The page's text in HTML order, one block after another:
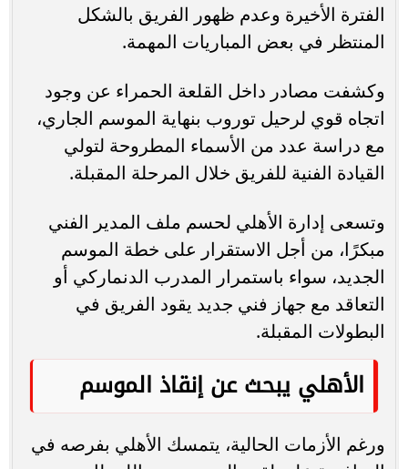
الفترة الأخيرة وعدم ظهور الفريق بالشكل
المنتظر في بعض المباريات المهمة.
وكشفت مصادر داخل القلعة الحمراء عن وجود
اتجاه قوي لرحيل توروب بنهاية الموسم الجاري،
مع دراسة عدد من الأسماء المطروحة لتولي
القيادة الفنية للفريق خلال المرحلة المقبلة.
وتسعى إدارة الأهلي لحسم ملف المدير الفني
مبكرًا، من أجل الاستقرار على خطة الموسم
الجديد، سواء باستمرار المدرب الدنماركي أو
التعاقد مع جهاز فني جديد يقود الفريق في
البطولات المقبلة.
الأهلي يبحث عن إنقاذ الموسم
ورغم الأزمات الحالية، يتمسك الأهلي بفرصه في